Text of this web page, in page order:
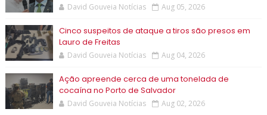
David Gouveia Notícias Aug 05, 2026
Cinco suspeitos de ataque a tiros são presos em
Lauro de Freitas
David Gouveia Notícias Aug 04, 2026
Ação apreende cerca de uma tonelada de
cocaína no Porto de Salvador
David Gouveia Notícias Aug 02, 2026